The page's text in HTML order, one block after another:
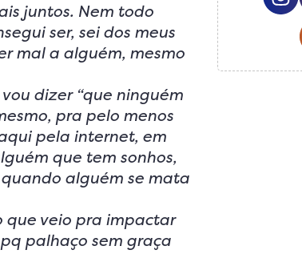
juntos. Nem todo
ser, sei dos meus
mal a alguém, mesmo
dizer “que ninguém
pra pelo menos
pela internet, em
que tem sonhos,
alguém se mata
que veio pra impactar
palhaço sem graça